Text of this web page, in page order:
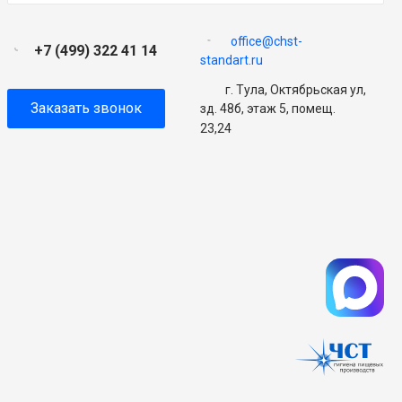
+7 (499) 322 41 14
office@chst-
standart.ru
Заказать звонок
г. Тула, Октябрьская ул,
зд. 48б, этаж 5, помещ.
23,24